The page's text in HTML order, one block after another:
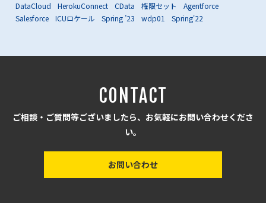
DataCloud
HerokuConnect CData 権限セット
Agentforce
Salesforce
ICUロケール Spring ’23 wdp01 Spring'22
CONTACT
ご相談・ご質問等ございましたら、お気軽にお問い合わせくださ
い。
お問い合わせ